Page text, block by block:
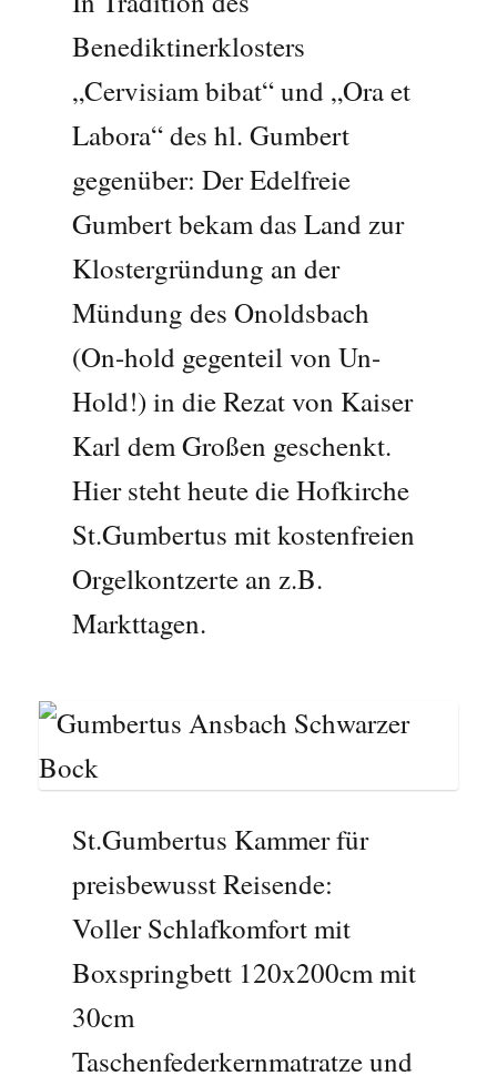
Benediktinerklosters
„Cervisiam bibat“ und „Ora et
Labora“ des hl. Gumbert
gegenüber: Der Edelfreie
Gumbert bekam das Land zur
Klostergründung an der
Mündung des Onoldsbach
(On-hold gegenteil von Un-
Hold!) in die Rezat von Kaiser
Karl dem Großen geschenkt.
Hier steht heute die Hofkirche
St.Gumbertus mit kostenfreien
Orgelkontzerte an z.B.
Markttagen.
St.Gumbertus Kammer für
preisbewusst Reisende:
Voller Schlafkomfort mit
Boxspringbett 120x200cm mit
30cm
Taschenfederkernmatratze und